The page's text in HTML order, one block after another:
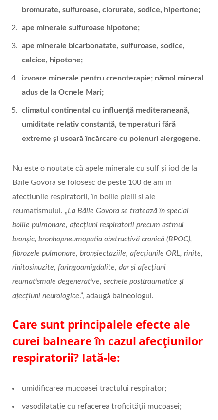
bromurate, sulfuroase, clorurate, sodice, hipertone;
ape minerale sulfuroase hipotone;
ape minerale bicarbonatate, sulfuroase, sodice,
calcice, hipotone;
izvoare minerale pentru crenoterapie; nămol mineral
adus de la Ocnele Mari;
climatul continental cu influenţă mediteraneană,
umiditate relativ constantă, temperaturi fără
extreme şi usoară încărcare cu polenuri alergogene.
Nu este o noutate că apele minerale cu sulf și iod de la
Băile Govora se folosesc de peste 100 de ani în
afecțiunile respiratorii, în bolile pielii și ale
reumatismului. „La Băile Govora se tratează în special
bolile pulmonare, afecțiuni respiratorii precum astmul
bronșic, bronhopneumopatia obstructivă cronică (BPOC),
fibrozele pulmonare, bronșiectaziile, afecțiunile ORL, rinite,
rinitosinuzite, faringoamigdalite, dar și afecțiuni
reumatismale degenerative, sechele posttraumatice și
afecțiuni neurologice.”, adaugă balneologul.
Care sunt principalele efecte ale
curei balneare în cazul afecțiunilor
respiratorii? Iată-le:
umidificarea mucoasei tractului respirator;
vasodilataţie cu refacerea troficităţii mucoasei;